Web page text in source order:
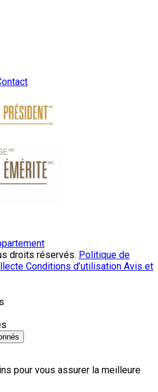
droits réservés. Politique de
Conditions d’utilisation Avis et
pour vous assurer la meilleure